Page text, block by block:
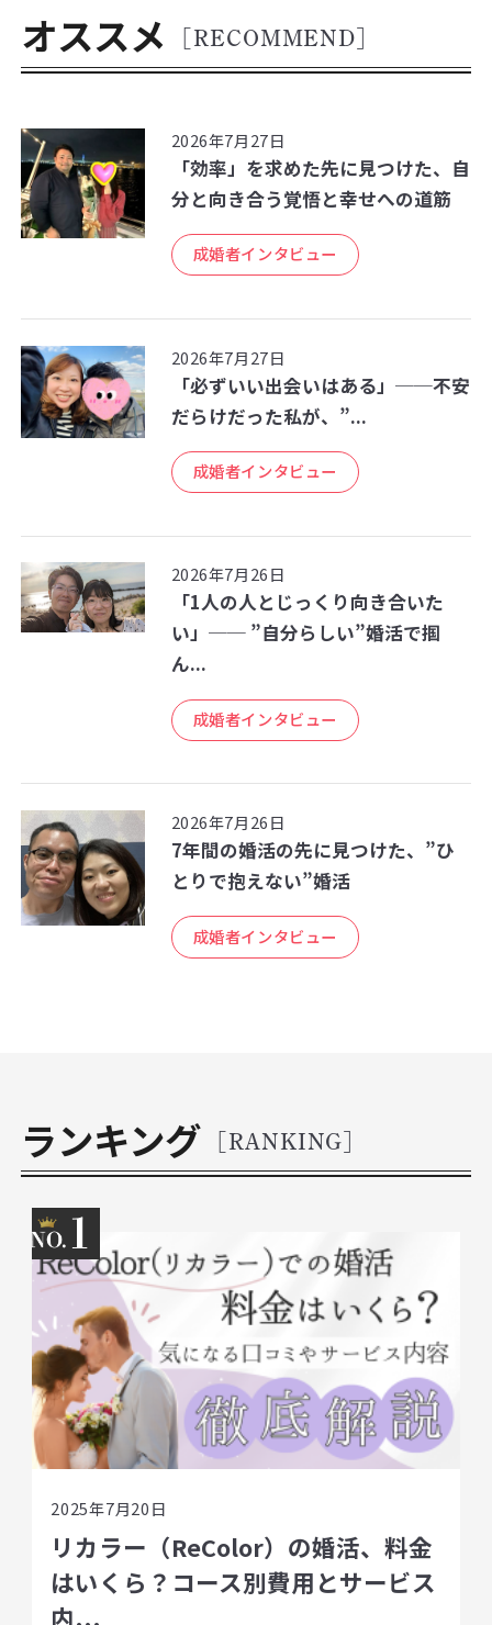
オススメ [RECOMMEND]
2026年7月27日
「効率」を求めた先に見つけた、自
分と向き合う覚悟と幸せへの道筋
成婚者インタビュー
2026年7月27日
「必ずいい出会いはある」──不安
だらけだった私が、”...
成婚者インタビュー
2026年7月26日
「1人の人とじっくり向き合いた
い」── ”自分らしい”婚活で掴
ん...
成婚者インタビュー
2026年7月26日
7年間の婚活の先に見つけた、”ひ
とりで抱えない”婚活
成婚者インタビュー
ランキング [RANKING]
1
2025年7月20日
リカラー（ReColor）の婚活、料金
はいくら？コース別費用とサービス
内...